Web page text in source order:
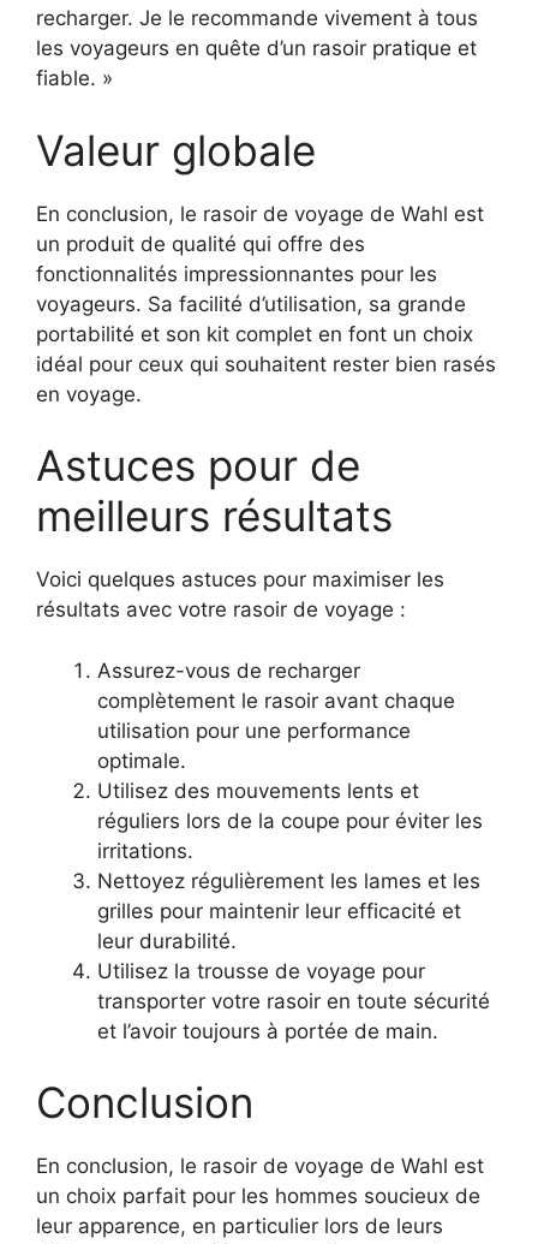
recharger. Je le recommande vivement à tous
les voyageurs en quête d’un rasoir pratique et
fiable. »
Valeur globale
En conclusion, le rasoir de voyage de Wahl est
un produit de qualité qui offre des
fonctionnalités impressionnantes pour les
voyageurs. Sa facilité d’utilisation, sa grande
portabilité et son kit complet en font un choix
idéal pour ceux qui souhaitent rester bien rasés
en voyage.
Astuces pour de
meilleurs résultats
Voici quelques astuces pour maximiser les
résultats avec votre rasoir de voyage :
Assurez-vous de recharger
complètement le rasoir avant chaque
utilisation pour une performance
optimale.
Utilisez des mouvements lents et
réguliers lors de la coupe pour éviter les
irritations.
Nettoyez régulièrement les lames et les
grilles pour maintenir leur efficacité et
leur durabilité.
Utilisez la trousse de voyage pour
transporter votre rasoir en toute sécurité
et l’avoir toujours à portée de main.
Conclusion
En conclusion, le rasoir de voyage de Wahl est
un choix parfait pour les hommes soucieux de
leur apparence, en particulier lors de leurs